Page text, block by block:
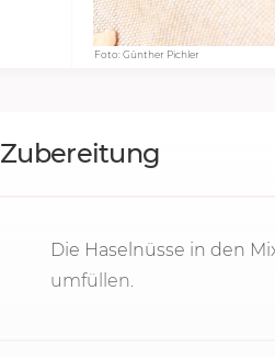
Foto: Günther Pichler
Zubereitung
Die Haselnüsse in den
umfüllen.